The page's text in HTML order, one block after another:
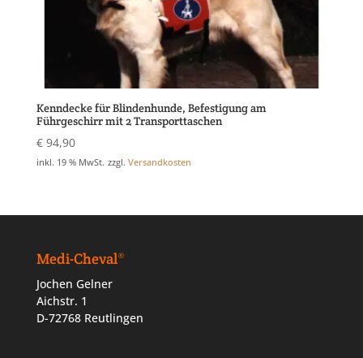
Kenndecke für Blindenhunde, Befestigung am
Führgeschirr mit 2 Transporttaschen
€94,90
inkl. 19 % MwSt. zzgl. Versandkosten
Medi-Cheval®
Jochen Gelner
Aichstr. 1
D-72768 Reutlingen